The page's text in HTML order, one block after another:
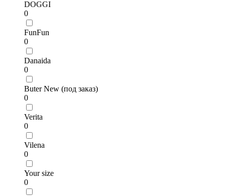
DOGGI
0
FunFun
0
Danaida
0
Buter New (под заказ)
0
Verita
0
Vilena
0
Your size
0